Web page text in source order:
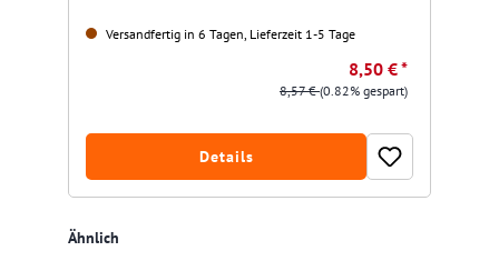
Versandfertig in 6 Tagen, Lieferzeit 1-5 Tage
8,50 € *
8,57 €(0.82% gespart)
Details
Produktgalerie überspringen
Ähnlich